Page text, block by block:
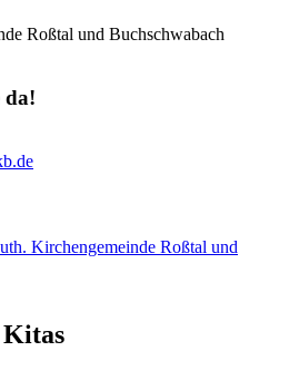
Roßtal und Buchschwabach
da!
Kirchengemeinde Roßtal und